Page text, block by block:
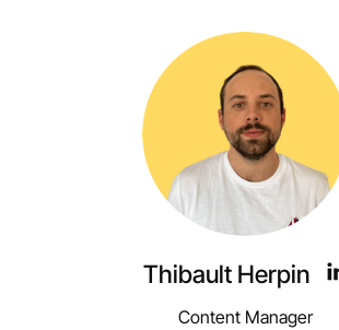
Thibault Herpin
Content Manager